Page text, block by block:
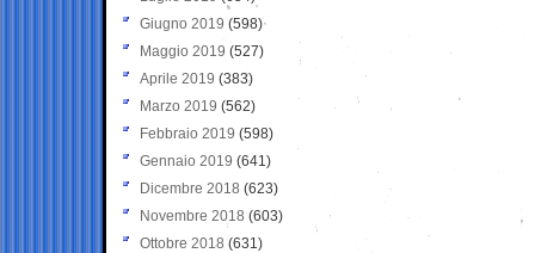
Giugno 2019 (598)
Maggio 2019 (527)
Aprile 2019 (383)
Marzo 2019 (562)
Febbraio 2019 (598)
Gennaio 2019 (641)
Dicembre 2018 (623)
Novembre 2018 (603)
Ottobre 2018 (631)